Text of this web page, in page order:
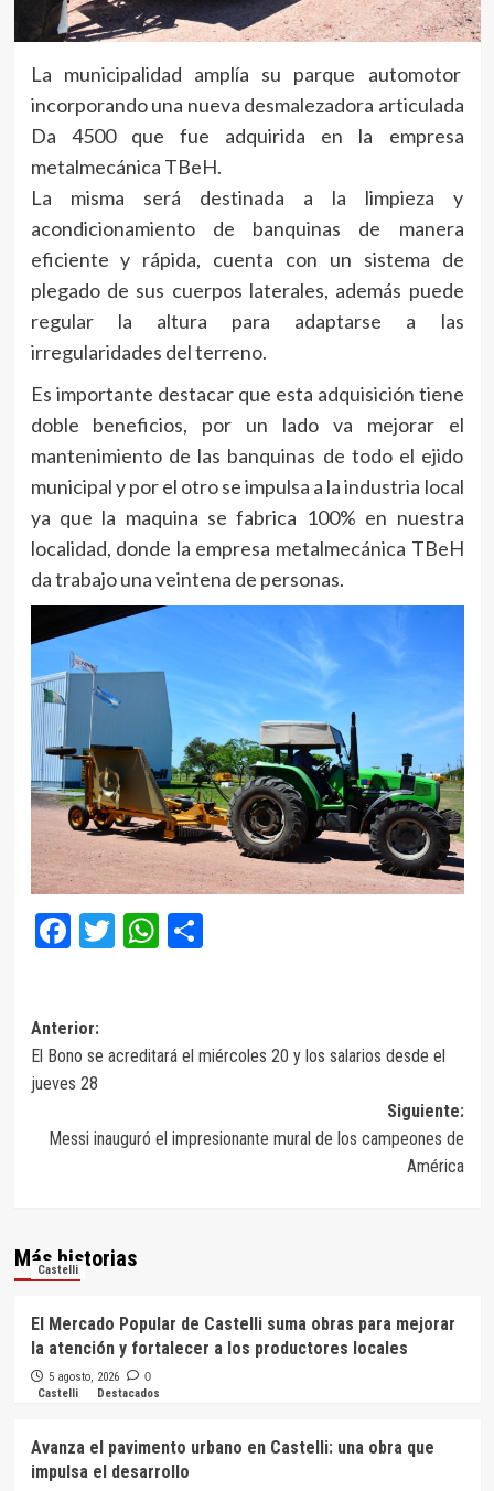
La municipalidad amplía su parque automotor
incorporando una nueva desmalezadora articulada
Da 4500 que fue adquirida en la empresa
metalmecánica TBeH.
La misma será destinada a la limpieza y
acondicionamiento de banquinas de manera
eficiente y rápida, cuenta con un sistema de
plegado de sus cuerpos laterales, además puede
regular la altura para adaptarse a las
irregularidades del terreno.
Es importante destacar que esta adquisición tiene
doble beneficios, por un lado va mejorar el
mantenimiento de las banquinas de todo el ejido
municipal y por el otro se impulsa a la industria local
ya que la maquina se fabrica 100% en nuestra
localidad, donde la empresa metalmecánica TBeH
da trabajo una veintena de personas.
Facebook
Twitter
WhatsApp
Compartir
Navegación
de
entradas
Anterior:
El Bono se acreditará el miércoles 20 y los salarios desde el
jueves 28
Siguiente:
Messi inauguró el impresionante mural de los campeones de
América
Más historias
Castelli
El Mercado Popular de Castelli suma obras para mejorar
la atención y fortalecer a los productores locales
5 agosto, 2026 0
Castelli Destacados
Avanza el pavimento urbano en Castelli: una obra que
impulsa el desarrollo